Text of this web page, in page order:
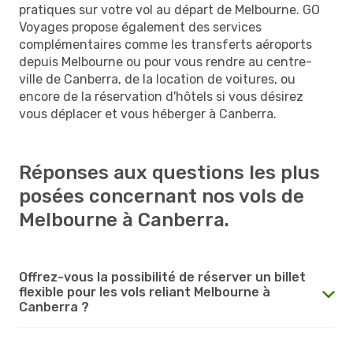
pratiques sur votre vol au départ de Melbourne. GO
Voyages propose également des services
complémentaires comme les transferts aéroports
depuis Melbourne ou pour vous rendre au centre-
ville de Canberra, de la location de voitures, ou
encore de la réservation d'hôtels si vous désirez
vous déplacer et vous héberger à Canberra.
Réponses aux questions les plus
posées concernant nos vols de
Melbourne à Canberra.
Offrez-vous la possibilité de réserver un billet
flexible pour les vols reliant Melbourne à
Canberra ?